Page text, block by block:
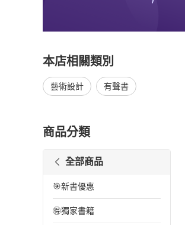
本店相關類別
藝術設計 有聲書
商品分類
全部商品
🎯新書優惠
🉐獨家書籍